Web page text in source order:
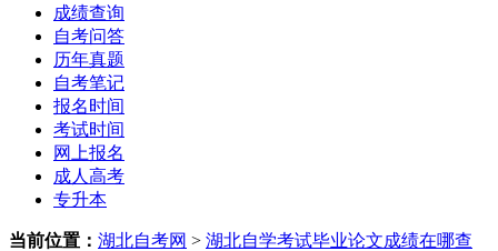
成绩查询
自考问答
历年真题
自考笔记
报名时间
考试时间
网上报名
成人高考
专升本
当前位置： 湖北自考网 > 湖北自学考试毕业论文成绩在哪查